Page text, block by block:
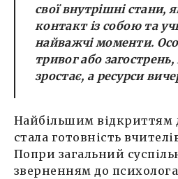
свої внутрішні стани,
контакт із собою та
найважчі моменти.
тривог або
зростає, а ресурси
Найбільшим відкриттям
стала готовність
Попри загальний
зверненням до